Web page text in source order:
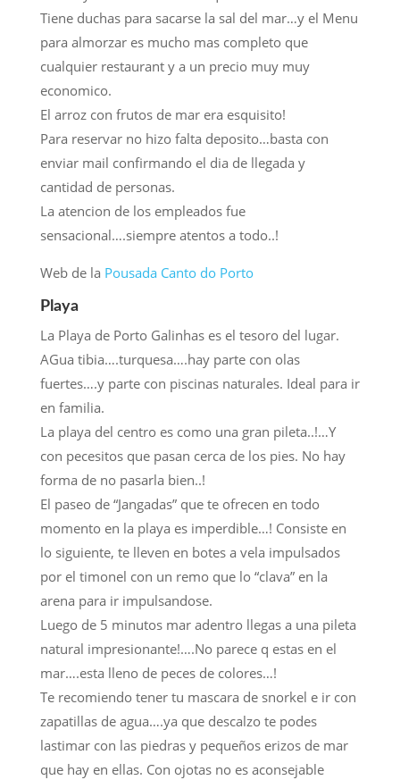
Tiene duchas para sacarse la sal del mar…y el Menu
para almorzar es mucho mas completo que
cualquier restaurant y a un precio muy muy
economico.
El arroz con frutos de mar era esquisito!
Para reservar no hizo falta deposito…basta con
enviar mail confirmando el dia de llegada y
cantidad de personas.
La atencion de los empleados fue
sensacional….siempre atentos a todo..!
Web de la Pousada Canto do Porto
Playa
La Playa de Porto Galinhas es el tesoro del lugar.
AGua tibia….turquesa….hay parte con olas
fuertes….y parte con piscinas naturales. Ideal para ir
en familia.
La playa del centro es como una gran pileta..!…Y
con pecesitos que pasan cerca de los pies. No hay
forma de no pasarla bien..!
El paseo de “Jangadas” que te ofrecen en todo
momento en la playa es imperdible…! Consiste en
lo siguiente, te lleven en botes a vela impulsados
por el timonel con un remo que lo “clava” en la
arena para ir impulsandose.
Luego de 5 minutos mar adentro llegas a una pileta
natural impresionante!….No parece q estas en el
mar….esta lleno de peces de colores…!
Te recomiendo tener tu mascara de snorkel e ir con
zapatillas de agua….ya que descalzo te podes
lastimar con las piedras y pequeños erizos de mar
que hay en ellas. Con ojotas no es aconsejable